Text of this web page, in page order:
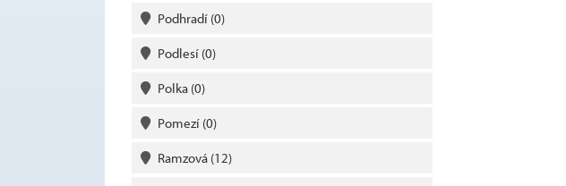
Podhradí (0)
Podlesí (0)
Polka (0)
Pomezí (0)
Ramzová (12)